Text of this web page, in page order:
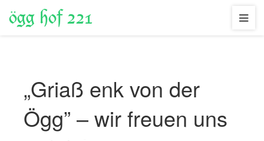
ögg hof 221
„Griaß enk von der
Ögg” – wir freuen uns